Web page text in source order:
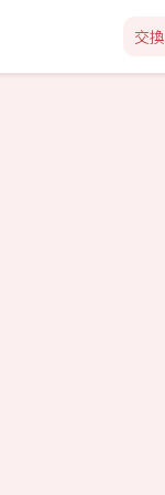
交